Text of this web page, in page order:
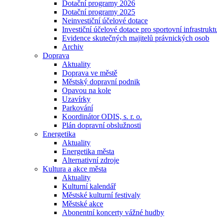
Dotační programy 2026
Dotační programy 2025
Neinvestiční účelové dotace
Investiční účelové dotace pro sportovní
Evidence skutečných majitelů právnických osob
Archiv
Doprava
Aktuality
Doprava ve městě
Městský dopravní podnik
Opavou na kole
Uzavírky
Parkování
Koordinátor ODIS, s. r. o.
Plán dopravní obslužnosti
Energetika
Aktuality
Energetika města
Alternativní zdroje
Kultura a akce města
Aktuality
Kulturní kalendář
Městské kulturní festivaly
Městské akce
Abonentní koncerty vážné hudby